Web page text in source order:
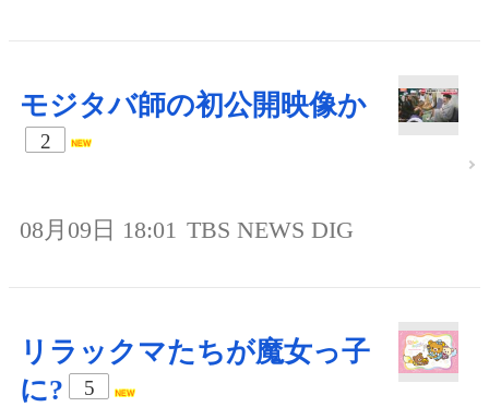
モジタバ師の初公開映像か
2
08月09日 18:01 TBS NEWS DIG
リラックマたちが魔女っ子
に?
5